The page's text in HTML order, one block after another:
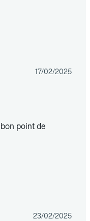
17/02/2025
point de
23/02/2025